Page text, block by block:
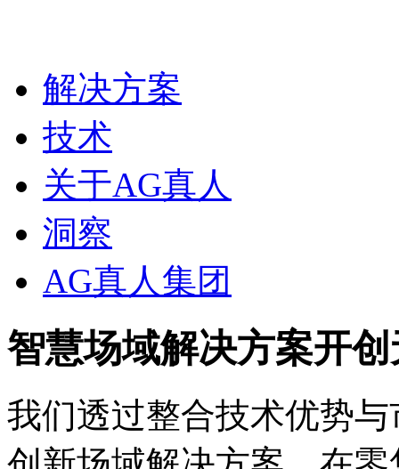
解决方案
技术
关于AG真人
洞察
AG真人集团
智慧场域解决方案开
我们透过整合技术优势